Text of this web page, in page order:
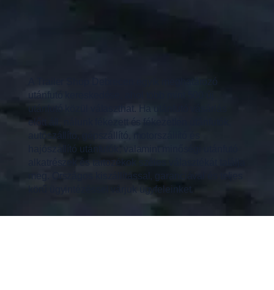
A Trailer Shop Debrecen egyik meghatározó
utánfutó kereskedése, ahol több mint 500 új
előtt áll, nálunk fékezett és fékezetlen utánfutók,
autószállító, gépszállító, motorszállító és
hajószállító utánfutók, valamint minőségi utánfutó
alkatrészek és tartozékok széles választékát találja
meg. Országos kiszállítással, garanciával és teljes
körű ügyintézéssel várjuk ügyfeleinket.